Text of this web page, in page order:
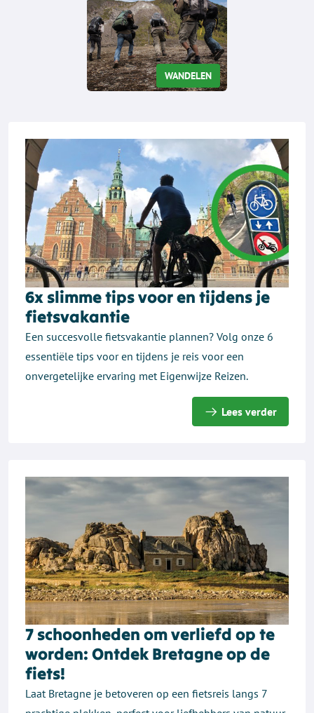
WANDELEN
6x slimme tips voor en tijdens je
fietsvakantie
Een succesvolle fietsvakantie plannen? Volg onze 6
essentiële tips voor en tijdens je reis voor een
onvergetelijke ervaring met Eigenwijze Reizen.
Lees verder
7 schoonheden om verliefd op te
worden: Ontdek Bretagne op de
fiets!
Laat Bretagne je betoveren op een fietsreis langs 7